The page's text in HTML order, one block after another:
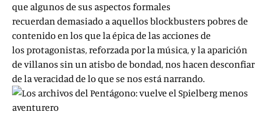
que algunos de sus aspectos formales
recuerdan demasiado a aquellos blockbusters pobres de
contenido en los que la épica de las acciones de
los protagonistas, reforzada por la música, y la aparición
de villanos sin un atisbo de bondad, nos hacen desconfiar
de la veracidad de lo que se nos está narrando.